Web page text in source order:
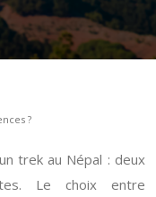
?
trek au Népal : deux
Le choix entre